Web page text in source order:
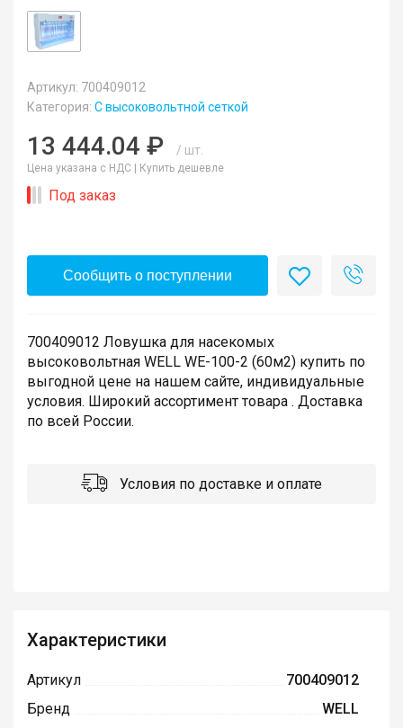
Артикул: 700409012
Категория: С высоковольтной сеткой
13 444.04 ₽ / шт.
Цена указана с НДС | Купить дешевле
Под заказ
Сообщить о поступлении
700409012 Ловушка для насекомых
высоковольтная WELL WE-100-2 (60м2) купить по
выгодной цене на нашем сайте, индивидуальные
условия. Широкий ассортимент товара . Доставка
по всей России.
Условия по доставке и оплате
Характеристики
Артикул
700409012
Бренд
WELL